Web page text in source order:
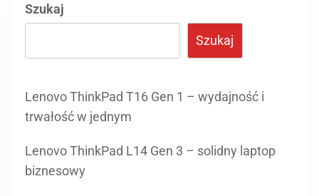
Szukaj
Szukaj
Lenovo ThinkPad T16 Gen 1 – wydajność i
trwałość w jednym
Lenovo ThinkPad L14 Gen 3 – solidny laptop
biznesowy